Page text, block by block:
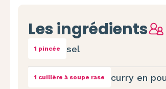
Les ingrédients
1 pincée sel
1 cuillère à soupe rase curry en